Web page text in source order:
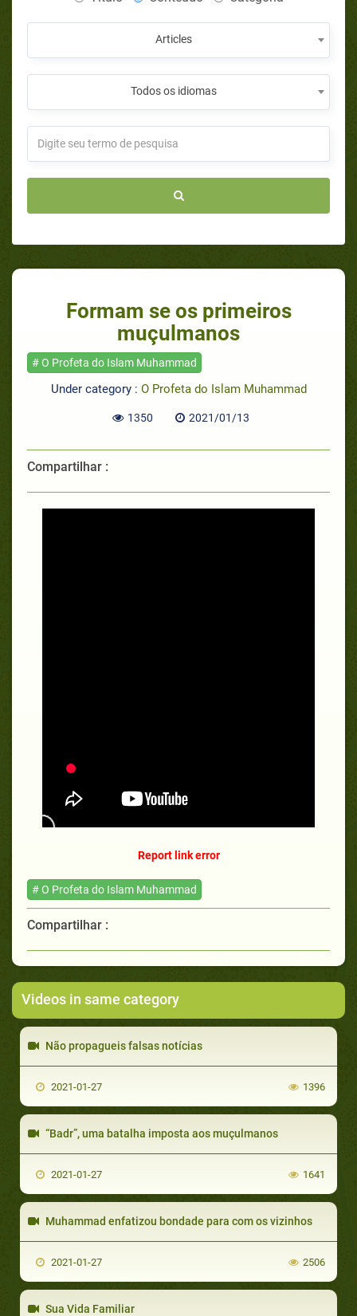
Articles
Todos os idiomas
Formam se os primeiros
muçulmanos
# O Profeta do Islam Muhammad
Under category : O Profeta do Islam Muhammad
1350 2021/01/13
Compartilhar :
Report link error
# O Profeta do Islam Muhammad
Compartilhar :
Videos in same category
Não propagueis falsas notícias
2021-01-27 1396
“Badr”, uma batalha imposta aos muçulmanos
2021-01-27 1641
Muhammad enfatizou bondade para com os vizinhos
2021-01-27 2506
Sua Vida Familiar